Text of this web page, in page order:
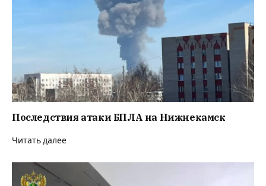
Последствия атаки БПЛА на Нижнекамск
Читать далее